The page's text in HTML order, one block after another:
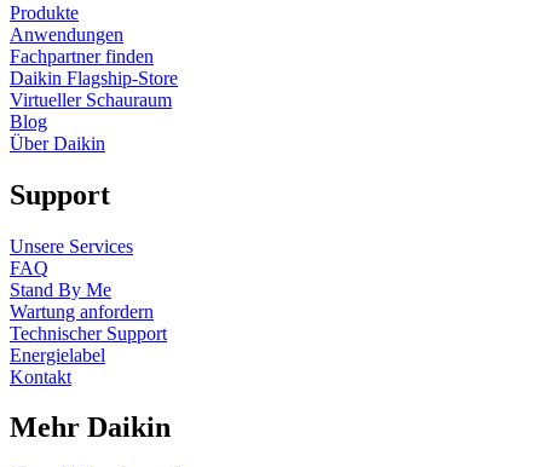
Produkte
Anwendungen
Fachpartner finden
Daikin Flagship-Store
Virtueller Schauraum
Blog
Über Daikin
Support
Unsere Services
FAQ
Stand By Me
Wartung anfordern
Technischer Support
Energielabel
Kontakt
Mehr Daikin